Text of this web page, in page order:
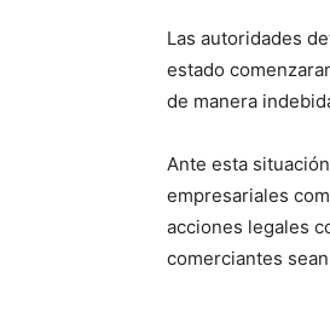
Las autoridades
estado
de manera
Ante esta
empresariales
acciones legales
comerciantes